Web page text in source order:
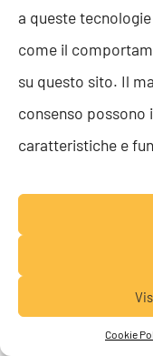
a queste
come il
su questo sito. Il
consenso possono
caratteristiche e
Cookie
Lavora con noi
5 GIUGNO 2026
dove